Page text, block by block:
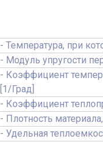
- Температура, при
- Модуль упругости
- Коэффициент
[1/Град]
- Коэффициент
- Плотность
- Удельная